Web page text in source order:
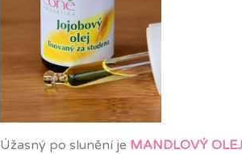
Úžasný po slunění je MANDLOVÝ OLEJ